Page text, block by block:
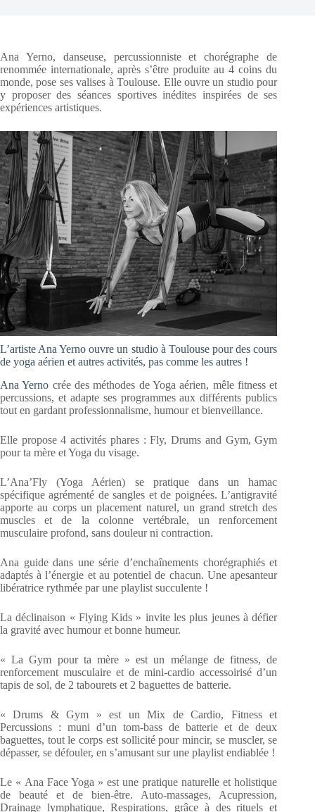
Ana Yerno, danseuse, percussionniste et chorégraphe de
renommée internationale, après s’être produite au 4 coins du
monde, pose ses valises à Toulouse. Elle ouvre un studio pour
y proposer des séances sportives inédites inspirées de ses
expériences artistiques.
L’artiste Ana Yerno ouvre un studio à Toulouse pour des cours
de yoga aérien et autres activités, pas comme les autres !
Ana Yerno crée des méthodes de Yoga aérien, mêle fitness et
percussions, et adapte ses programmes aux différents publics
tout en gardant professionnalisme, humour et bienveillance.
Elle propose 4 activités phares : Fly, Drums and Gym, Gym
pour ta mère et Yoga du visage.
L’Ana’Fly (Yoga Aérien) se pratique dans un hamac
spécifique agrémenté de sangles et de poignées. L’antigravité
apporte au corps un placement naturel, un grand stretch des
muscles et de la colonne vertébrale, un renforcement
musculaire profond, sans douleur ni contraction.
Ana guide dans une série d’enchaînements chorégraphiés et
adaptés à l’énergie et au potentiel de chacun. Une apesanteur
libératrice rythmée par une playlist succulente !
La déclinaison « Flying Kids » invite les plus jeunes à défier
la gravité avec humour et bonne humeur.
« La Gym pour ta mère » est un mélange de fitness, de
renforcement musculaire et de mini-cardio accessoirisé d’un
tapis de sol, de 2 tabourets et 2 baguettes de batterie.
« Drums & Gym » est un Mix de Cardio, Fitness et
Percussions : muni d’un tom-bass de batterie et de deux
baguettes, tout le corps est sollicité pour mincir, se muscler, se
dépasser, se défouler, en s’amusant sur une playlist endiablée !
Le « Ana Face Yoga » est une pratique naturelle et holistique
de beauté et de bien-être. Auto-massages, Acupression,
Drainage lymphatique, Respirations, grâce à des rituels et